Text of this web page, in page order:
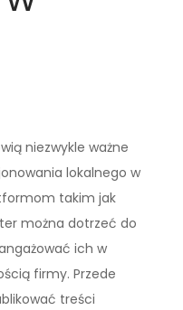
niezwykle ważne
lokalnego w
takim jak
można dotrzeć do
ich w
firmy. Przede
treści